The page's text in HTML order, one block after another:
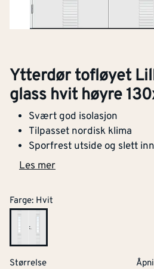
Ytterdør tofløyet
glass hvit høyre
Svært god isolasjon
Tilpasset nordisk klima
Sporfrest utside og slett
Les mer
Farge: Hvit
Størrelse